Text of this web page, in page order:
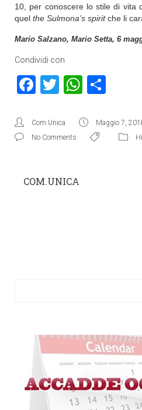
10, per conoscere lo stile di vita
quel the Sulmona’s spiritche li
Mario Salzano, Mario Setta, 6
Condividi con
Facebook
Twitter
Com.Unica Maggio 7,
No Comments
COM.UNICA